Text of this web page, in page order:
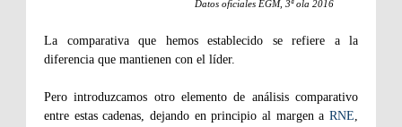
Datos oficiales EGM, 3ª ola 2016
La comparativa que hemos establecido se refiere a la
diferencia que mantienen con el líder.
Pero introduzcamos otro elemento de análisis comparativo
entre estas cadenas, dejando en principio al margen a RNE,